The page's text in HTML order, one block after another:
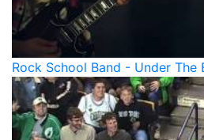
Rock School Band - Under The